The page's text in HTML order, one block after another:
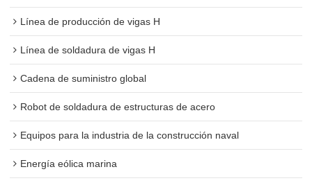
Línea de producción de vigas H
Línea de soldadura de vigas H
Cadena de suministro global
Robot de soldadura de estructuras de acero
Equipos para la industria de la construcción naval
Energía eólica marina